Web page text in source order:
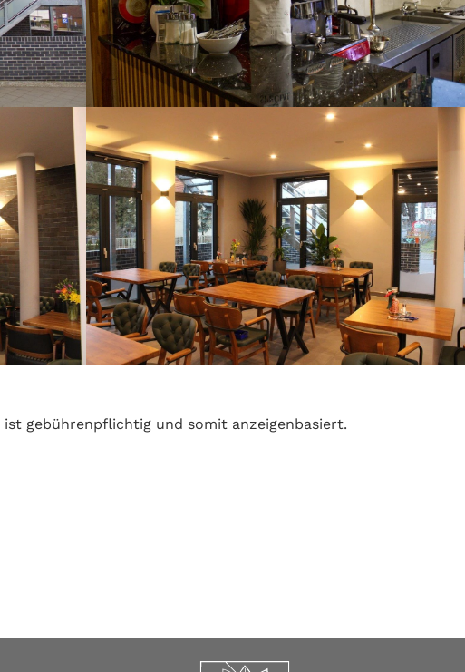
gebührenpflichtig und somit anzeigenbasiert.